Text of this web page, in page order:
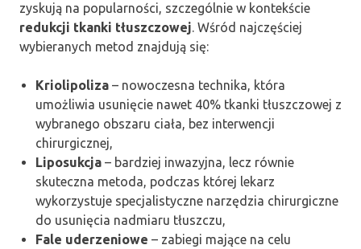
zyskują na popularności, szczególnie w kontekście
redukcji tkanki tłuszczowej. Wśród najczęściej
wybieranych metod znajdują się:
Kriolipoliza – nowoczesna technika, która
umożliwia usunięcie nawet 40% tkanki tłuszczowej z
wybranego obszaru ciała, bez interwencji
chirurgicznej,
Liposukcja – bardziej inwazyjna, lecz równie
skuteczna metoda, podczas której lekarz
wykorzystuje specjalistyczne narzędzia chirurgiczne
do usunięcia nadmiaru tłuszczu,
Fale uderzeniowe – zabiegi mające na celu